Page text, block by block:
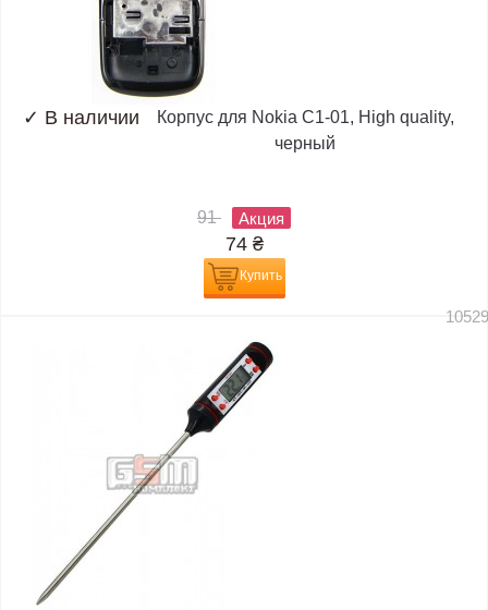
✓ В наличии
Корпус для Nokia C1-01, High quality,
черный
91 Акция
74 ₴
Купить